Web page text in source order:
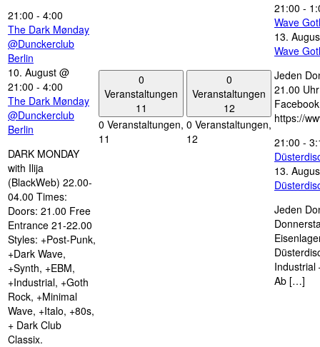
21:00 - 4:00
The Dark Mønday
@Dunckerclub
Berlin
10. August @
21:00 - 4:00
The Dark Mønday
@Dunckerclub
Berlin
DARK MONDAY
with Ilija
(BlackWeb) 22.00-
04.00 Times:
Doors: 21.00 Free
Entrance 21-22.00
Styles: +Post-Punk,
+Dark Wave,
+Synth, +EBM,
+Industrial, +Goth
Rock, +Minimal
Wave, +Italo, +80s,
+ Dark Club
Classix.
0
Veranstaltungen
11
0 Veranstaltungen,
11
0
Veranstaltungen
12
0 Veranstaltungen,
12
21:00 -
Wave
13.
Wave
Jeden
21.00
https://
21:00 -
13.
Jeden
Industrial
Ab […]